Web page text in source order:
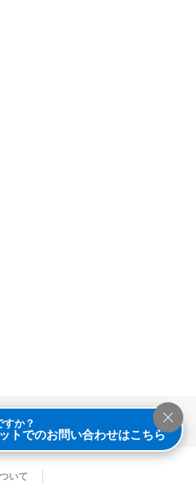
すか？
トでのお問い合わせはこちら
いて